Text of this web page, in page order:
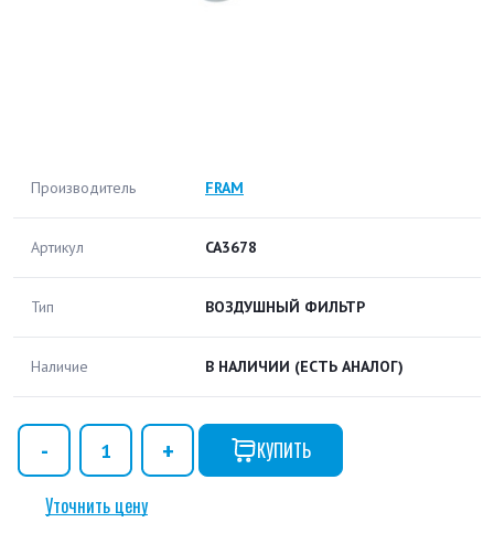
Производитель FRAM
Артикул CA3678
Тип ВОЗДУШНЫЙ ФИЛЬТР
Наличие В НАЛИЧИИ (ЕСТЬ АНАЛОГ)
КУПИТЬ
Уточнить цену